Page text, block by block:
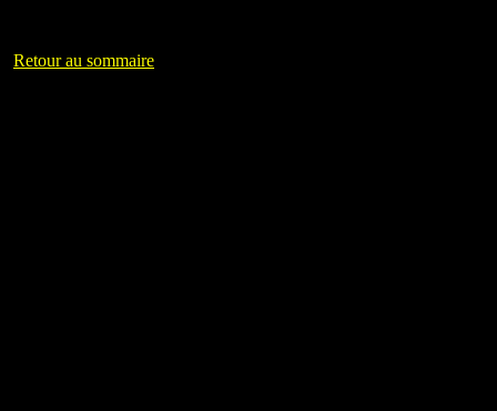
Retour au sommaire